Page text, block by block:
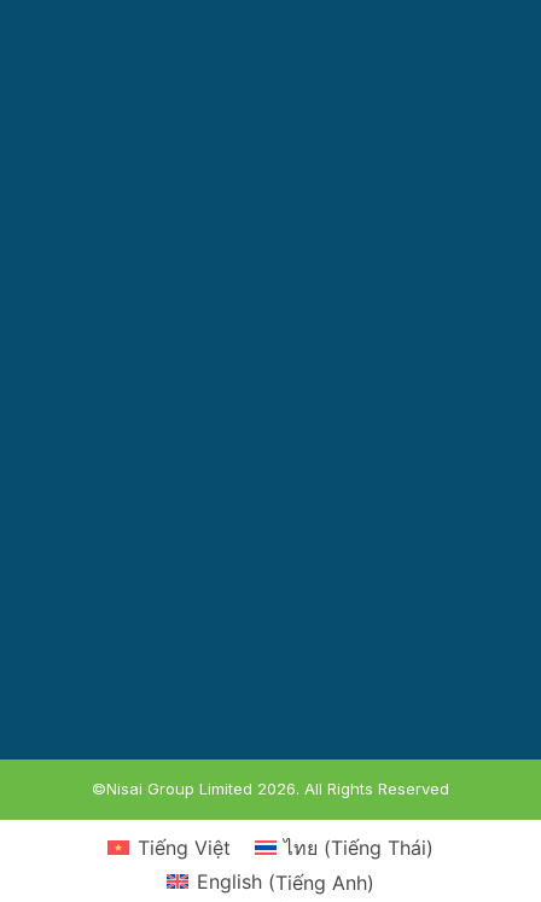
©Nisai Group Limited 2026. All Rights Reserved
Tiếng Việt ไทย (Tiếng Thái)
English(Tiếng Anh)